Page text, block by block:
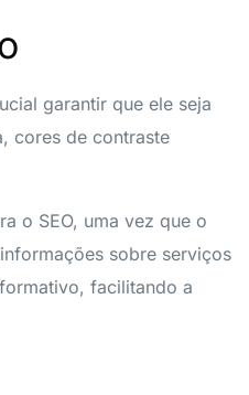
garantir que ele seja
cores de contraste
o SEO, uma vez que o
sobre serviços
facilitando a